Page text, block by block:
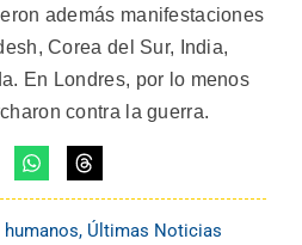
además manifestaciones
Corea del Sur, India,
En Londres, por lo menos
contra la guerra.
humanos, Últimas Noticias